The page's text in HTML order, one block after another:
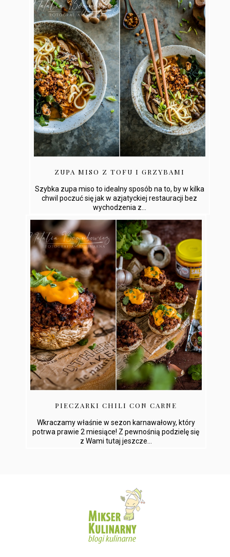
ZUPA MISO Z TOFU I GRZYBAMI
Szybka zupa miso to idealny sposób na to, by w kilka
chwil poczuć się jak w azjatyckiej restauracji bez
wychodzenia z...
PIECZARKI CHILI CON CARNE
Wkraczamy właśnie w sezon karnawałowy, który
potrwa prawie 2 miesiące! Z pewnośnią podzielę się
z Wami tutaj jeszcze...